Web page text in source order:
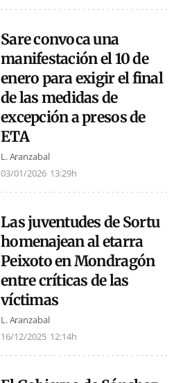
Sare convoca una
manifestación el 10 de
enero para exigir el final
de las medidas de
excepción a presos de
ETA
L. Aranzabal
03/01/2026 13:29h
Las juventudes de Sortu
homenajean al etarra
Peixoto en Mondragón
entre críticas de las
víctimas
L. Aranzabal
16/12/2025 12:14h